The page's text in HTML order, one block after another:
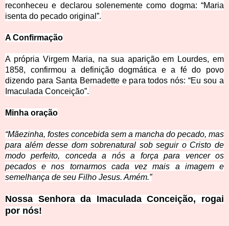
reconheceu e declarou solenemente como dogma: “Maria
isenta do pecado original”.
A Confirmação
A própria Virgem Maria, na sua aparição em Lourdes, em
1858, confirmou a definição dogmática e a fé do povo
dizendo para Santa Bernadette e para todos nós: “Eu sou a
Imaculada Conceição”.
Minha oração
“Mãezinha, fostes concebida sem a mancha do pecado, mas
para além desse dom sobrenatural sob seguir o Cristo de
modo perfeito, conceda a nós a força para vencer os
pecados e nos tornarmos cada vez mais a imagem e
semelhança de seu Filho Jesus. Amém.”
Nossa Senhora da Imaculada Conceição, rogai
por nós!